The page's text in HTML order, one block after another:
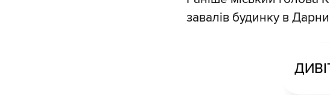
завалів будинку в